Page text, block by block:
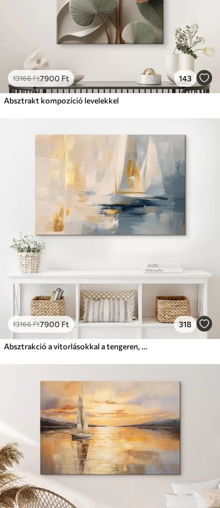
13166Ft7900 Ft 143
Absztrakt kompozíció levelekkel
13166Ft7900 Ft 318
Absztrakció a vitorlásokkal a tengeren, akril stílusban, naplemente